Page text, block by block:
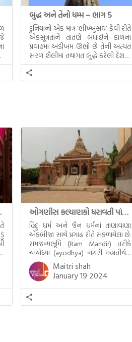
બુદ્ધ અને તેનો ધમ્મ – ભાગ 5
દુનિયાનો એક માત્ર ‘ભીખ્ખુસંઘ’ કેવી રીતે
એકસૂત્રતાને તાંતણે બંધાઈને કાળના
પ્રવાહમાં અડીખમ ઊભો છે તેની અત્યંત
સરળ શૈલીમાં તથાગત બુદ્ધે કરેલી દેશના
સમાવતો મૂલ્યવાન ગ્રંથ એટલે બુદ્ધ અને
તેનો ધમ્મ.
ઓગણીસ કલ્યાણકો ધરાવતી પાંચ તીર્થંકરોની પરમ પાવન જન્મભૂમિ – અયોધ્યા (Ayodhya)
હિંદુ ધર્મ અને જૈન ધર્મનાં તાણાવાણા
એકબીજા સાથે પ્રગાઢ રીતે સંકળાયેલા છે.
રામજન્મભૂમિ (Ram Mandir) તરીકે
અયોધ્યા (ayodhya) નગરી મહાતીર્થનું
ગૌરવ પામી છે, તો એ જ રીતે જૈન ધર્મના
ચોવીસ તીર્થંકરોમાંથી પાંચ-પાંચ
તીર્થંકરોનો જન્મ આ અયોધ્યાની પાવન
ભૂમિ પર થયો છે. જૈન ધર્મમાં ચોવીસ
તીર્થંકરોમાંથી પાંચ-પાંચ તીર્થંકરોનાં
કલ્યાણકો અહીં આવ્યાં છે. દરેક
તીર્થંકરના જીવનની ચ્યવન(માતાના […]
Maitri shah
January 19 2024